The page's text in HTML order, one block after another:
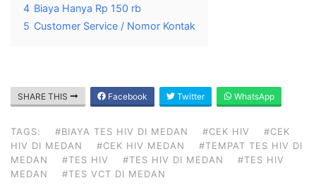
4 Biaya Hanya Rp 150 rb
5 Customer Service / Nomor Kontak
SHARE THIS Facebook Twitter WhatsApp
TAGS: #BIAYA TES HIV DI MEDAN #CEK HIV
#CEK
HIV DI MEDAN
#CEK HIV MEDAN
#TEMPAT TES HIV DI
MEDAN
#TES HIV #TES HIV DI MEDAN
#TES HIV
MEDAN
#TES VCT DI MEDAN